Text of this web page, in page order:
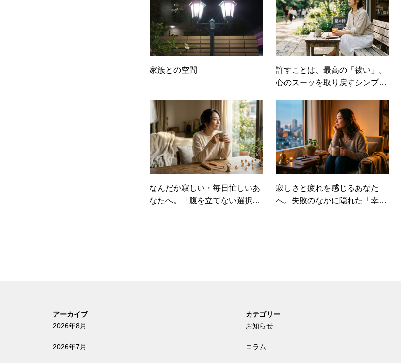
家族との空間
許すことは、最高の「祓い」。
心のスーッを取り戻すシンプル
なんだか寂しい・毎日忙しいあ
なたへ。「腹を立てない選択」
寂しさと疲れを感じるあなた
へ。失敗のなかに隠れた「幸せ
アーカイブ
2026年8月
2026年7月
カテゴリー
お知らせ
コラム